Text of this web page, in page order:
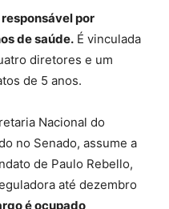
por
de saúde. É vinculada
diretores e um
de 5 anos.
Nacional do
no Senado, assume a
de Paulo Rebello,
até dezembro
é ocupado